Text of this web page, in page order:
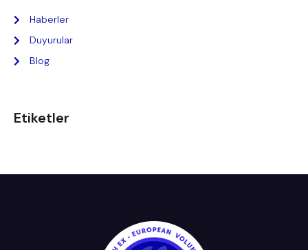
Haberler
Duyurular
Blog
Etiketler